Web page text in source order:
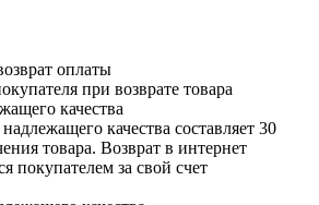
оплаты
при возврате товара
качества
качества составляет 30
товара. Возврат в интернет
покупателем за свой счет